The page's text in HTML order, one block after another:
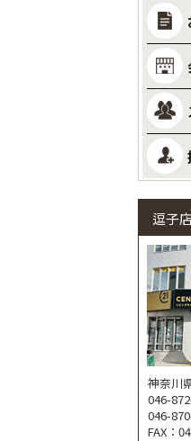
逗子店
神奈川
046-
046-
FAX：